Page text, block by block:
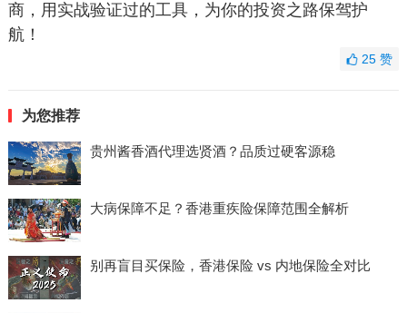
商，用实战验证过的工具，为你的投资之路保驾护
航！
25赞
为您推荐
贵州酱香酒代理选贤酒？品质过硬客源稳
大病保障不足？香港重疾险保障范围全解析
别再盲目买保险，香港保险 vs 内地保险全对比